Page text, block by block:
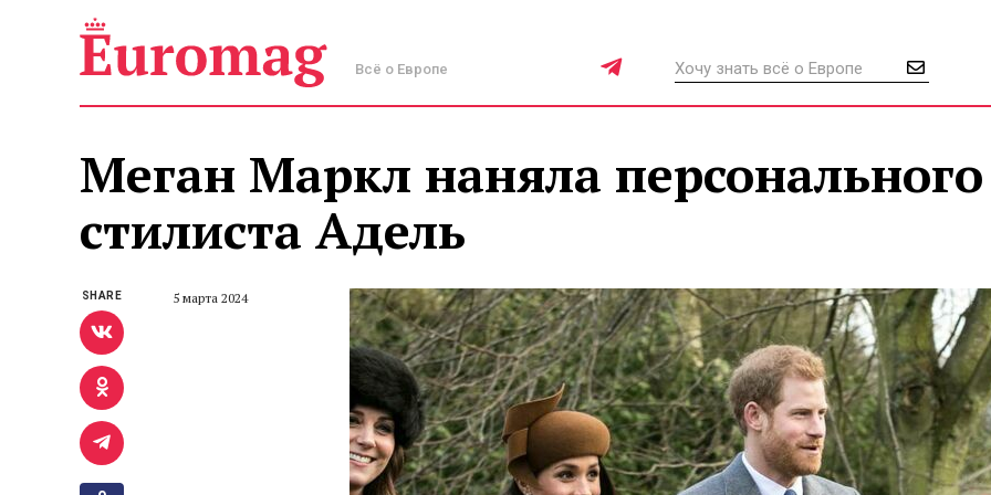
Всё о Европе
Меган Маркл наняла персонального
стилиста Адель
5 марта 2024
SHARE